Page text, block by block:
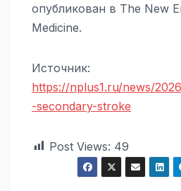
опубликован в The New
Medicine.
Источник:
https://nplus1.ru/news/
-secondary-stroke
Post Views: 49